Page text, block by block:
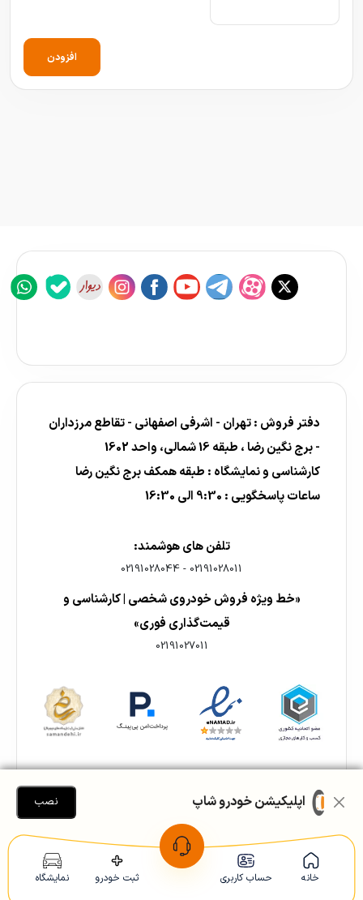
افزودن
خانه حساب کاربری ثبت خودرو نمایشگاه
دفتر فروش : تهران - اشرفی اصفهانی - تقاطع مرزداران
- برج نگین رضا ، طبقه 16 شمالی، واحد 1602
کارشناسی و نمایشگاه : طبقه همکف برج نگین رضا
ساعات پاسخگویی : 9:30 الی 16:30
تلفن های هوشمند:
02191028011
-
02191028044
«خط ویژه فروش خودروی شخصی | کارشناسی و
قیمت‌گذاری فوری»
02191027011
🎯 خدمات تخصصی فروش اقساطی خودروشاپ:
اپلیکیشن خودرو شاپ نصب